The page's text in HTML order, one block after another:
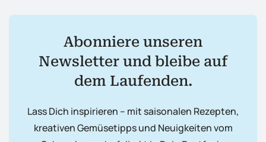
Abonniere unseren
Newsletter und bleibe auf
dem Laufenden.
Lass Dich inspirieren – mit saisonalen Rezepten,
kreativen Gemüsetipps und Neuigkeiten vom